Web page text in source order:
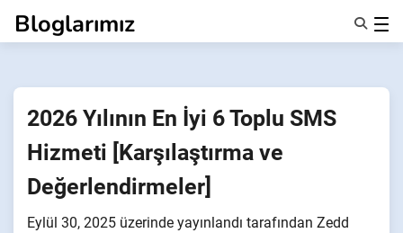
geçBloglarımız
İş Ortaklarını Bildir
Hakkımızda
2026 Yılının En İyi 6 Toplu SMS
Hizmeti [Karşılaştırma ve
Değerlendirmeler]
Eylül 30, 2025 üzerinde yayınlandı tarafından Zedd